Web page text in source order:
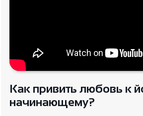
Как привить любовь к
начинающему?